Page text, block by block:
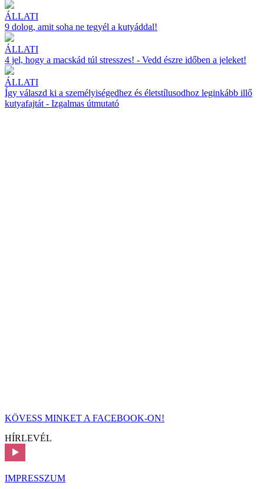
ÁLLATI
9 dolog, amit soha ne tegyél a kutyáddal!
ÁLLATI
4 jel, hogy a macskád túl stresszes! - Vedd észre időben a jeleket!
ÁLLATI
Így válaszd ki a személyiségedhez és életstílusodhoz leginkább illő
kutyafajtát - Izgalmas útmutató
KÖVESS MINKET A FACEBOOK-ON!
HÍRLEVÉL
IMPRESSZUM